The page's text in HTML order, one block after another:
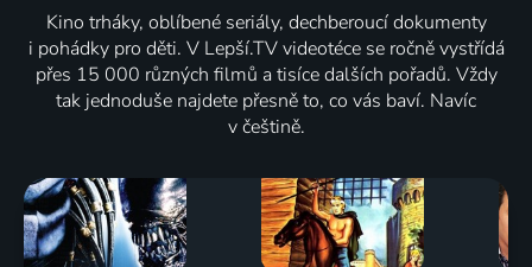
Kino trháky, oblíbené seriály, dechberoucí dokumenty
i pohádky pro děti. V Lepší.TV videotéce se ročně vystřídá
přes 15 000 různých filmů a tisíce dalších pořadů. Vždy
tak jednoduše najdete přesně to, co vás baví. Navíc
v češtině.